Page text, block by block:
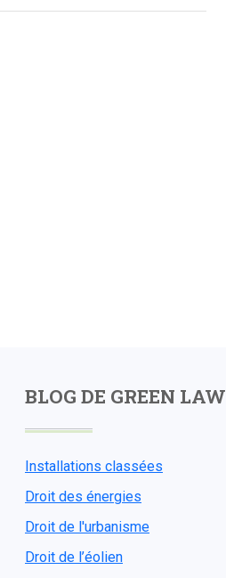
BLOG DE GREEN LAW
Installations classées
Droit des énergies
Droit de l'urbanisme
Droit de l’éolien